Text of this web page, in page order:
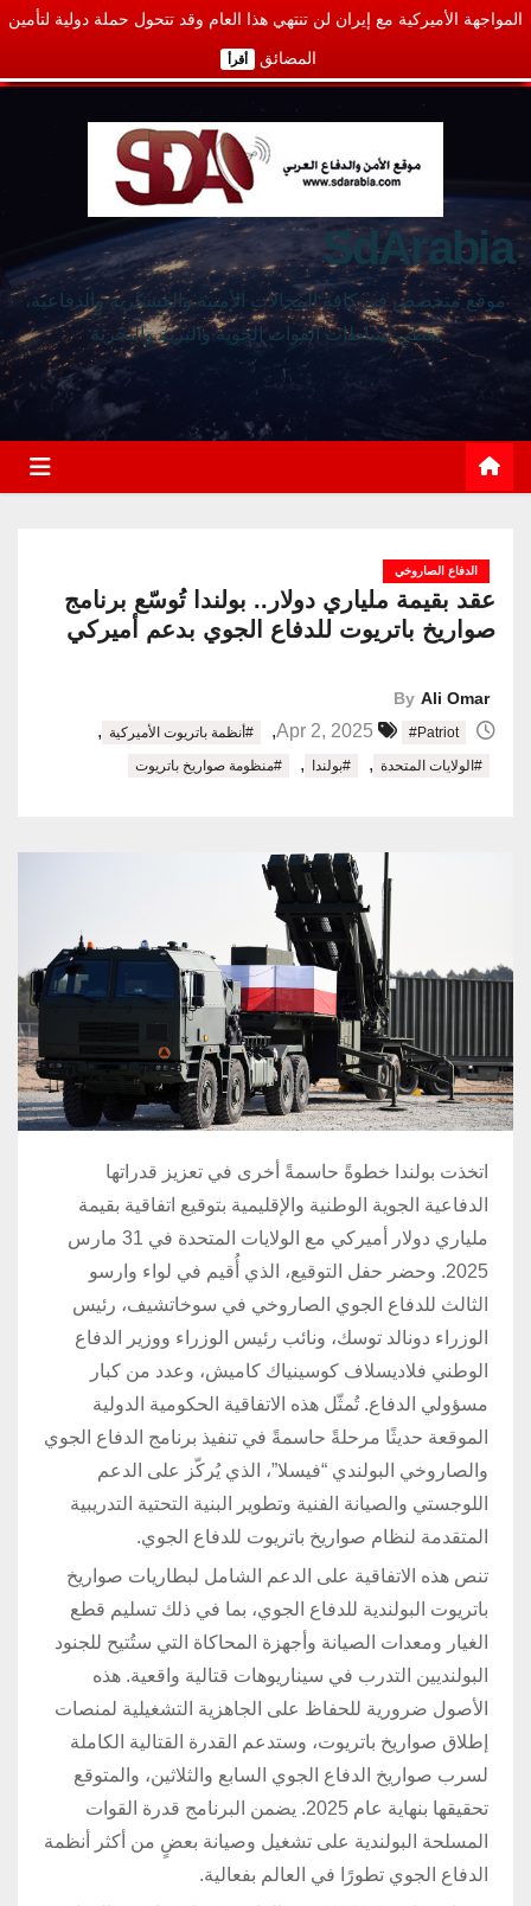
المواجهة الأميركية مع إيران لن تنتهي هذا العام وقد تتحول حملة دولية لتأمين
المضائق أقرأ
SdArabia
موقع متخصص في كافة المجالات الأمنية والعسكرية والدفاعية،
يغطي نشاطات القوات الجوية والبرية والبحرية
الدفاع الصاروخي
عقد بقيمة ملياري دولار.. بولندا تُوسّع برنامج
صواريخ باتريوت للدفاع الجوي بدعم أميركي
By Ali Omar
#Patriot
, #أنظمة باتريوت الأميركية ,
#الولايات المتحدة , #بولندا , #منظومة صواريخ باتريوت
اتخذت بولندا خطوةً حاسمةً أخرى في تعزيز قدراتها
الدفاعية الجوية الوطنية والإقليمية بتوقيع اتفاقية بقيمة
ملياري دولار أميركي مع الولايات المتحدة في 31 مارس
2025. وحضر حفل التوقيع، الذي أُقيم في لواء وارسو
الثالث للدفاع الجوي الصاروخي في سوخاتشيف، رئيس
الوزراء دونالد توسك، ونائب رئيس الوزراء ووزير الدفاع
الوطني فلاديسلاف كوسينياك كاميش، وعدد من كبار
مسؤولي الدفاع. تُمثّل هذه الاتفاقية الحكومية الدولية
الموقعة حديثًا مرحلةً حاسمةً في تنفيذ برنامج الدفاع الجوي
والصاروخي البولندي “فيسلا”، الذي يُركّز على الدعم
اللوجستي والصيانة الفنية وتطوير البنية التحتية التدريبية
المتقدمة لنظام صواريخ باتريوت للدفاع الجوي.
تنص هذه الاتفاقية على الدعم الشامل لبطاريات صواريخ
باتريوت البولندية للدفاع الجوي، بما في ذلك تسليم قطع
الغيار ومعدات الصيانة وأجهزة المحاكاة التي ستُتيح للجنود
البولنديين التدرب في سيناريوهات قتالية واقعية. هذه
الأصول ضرورية للحفاظ على الجاهزية التشغيلية لمنصات
إطلاق صواريخ باتريوت، وستدعم القدرة القتالية الكاملة
لسرب صواريخ الدفاع الجوي السابع والثلاثين، والمتوقع
تحقيقها بنهاية عام 2025. يضمن البرنامج قدرة القوات
المسلحة البولندية على تشغيل وصيانة بعضٍ من أكثر أنظمة
الدفاع الجوي تطورًا في العالم بفعالية.